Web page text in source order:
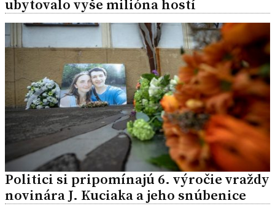
ubytovalo vyše milióna hostí
Politici si pripomínajú 6. výročie vraždy
novinára J. Kuciaka a jeho snúbenice